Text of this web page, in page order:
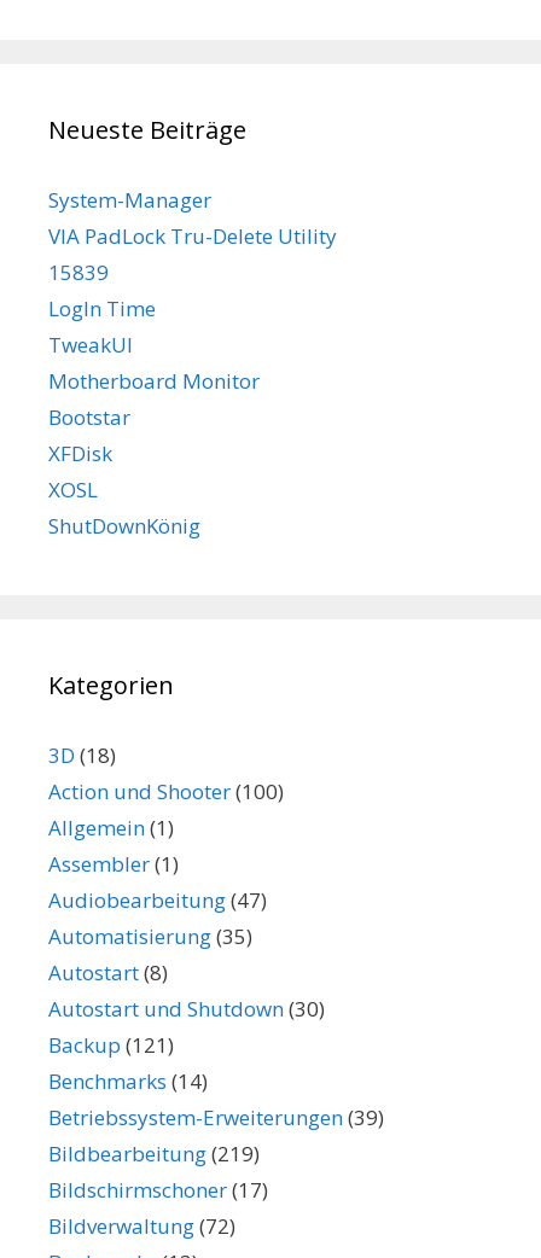
Neueste Beiträge
System-Manager
VIA PadLock Tru-Delete Utility
15839
LogIn Time
TweakUI
Motherboard Monitor
Bootstar
XFDisk
XOSL
ShutDownKönig
Kategorien
3D (18)
Action und Shooter(100)
Allgemein(1)
Assembler(1)
Audiobearbeitung(47)
Automatisierung(35)
Autostart(8)
Autostart und Shutdown(30)
Backup (121)
Benchmarks (14)
Betriebssystem-Erweiterungen(39)
Bildbearbeitung(219)
Bildschirmschoner(17)
Bildverwaltung(72)